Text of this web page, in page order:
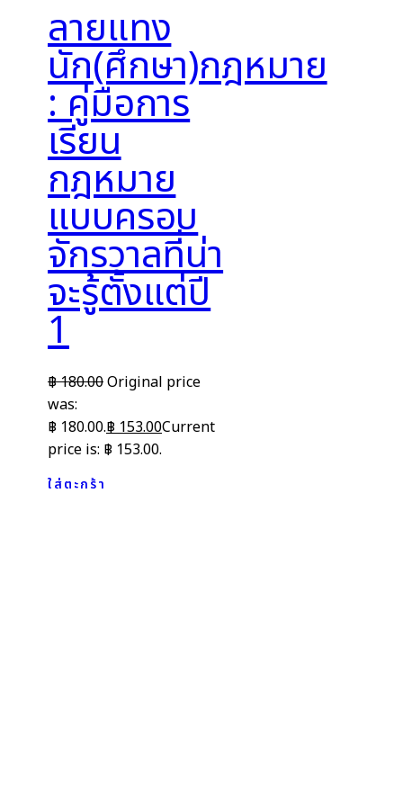
ลายแทง
นัก(ศึกษา)กฎหมาย
: คู่มือการ
เรียน
กฎหมาย
แบบครอบ
จักรวาลที่น่า
จะรู้ตั้งแต่ปี
1
฿180.00Original price
was:
฿ 180.00.฿153.00Current
price is: ฿ 153.00.
ใส่ตะกร้า